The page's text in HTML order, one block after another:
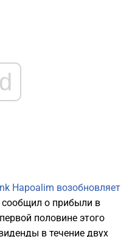
Hapoalim возобновляет
сообщил о прибыли в
половине этого
в течение двух